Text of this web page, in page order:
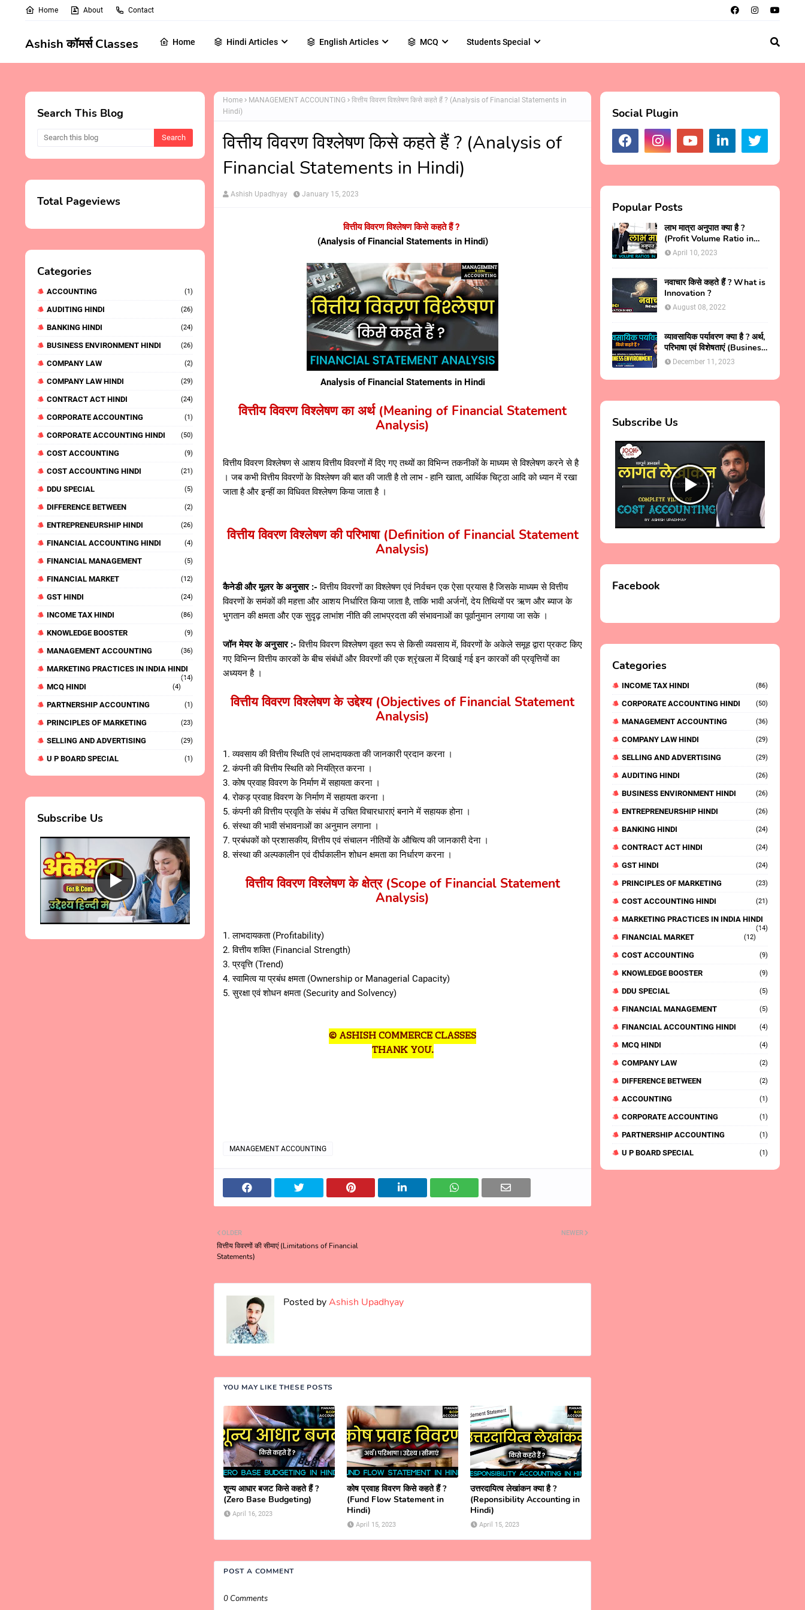
Home About Contact
Ashish कॉमर्स Classes Home Hindi Articles English Articles MCQ Students Special
Search This Blog
Total Pageviews
Categories
ACCOUNTING (1)
AUDITING HINDI (26)
BANKING HINDI (24)
BUSINESS ENVIRONMENT HINDI (26)
COMPANY LAW (2)
COMPANY LAW HINDI (29)
CONTRACT ACT HINDI (24)
CORPORATE ACCOUNTING (1)
CORPORATE ACCOUNTING HINDI (50)
COST ACCOUNTING (9)
COST ACCOUNTING HINDI (21)
DDU SPECIAL (5)
DIFFERENCE BETWEEN (2)
ENTREPRENEURSHIP HINDI (26)
FINANCIAL ACCOUNTING HINDI (4)
FINANCIAL MANAGEMENT (5)
FINANCIAL MARKET (12)
GST HINDI (24)
INCOME TAX HINDI (86)
KNOWLEDGE BOOSTER (9)
MANAGEMENT ACCOUNTING (36)
MARKETING PRACTICES IN INDIA HINDI
(14)
MCQ HINDI (4)
PARTNERSHIP ACCOUNTING (1)
PRINCIPLES OF MARKETING (23)
SELLING AND ADVERTISING (29)
U P BOARD SPECIAL (1)
Subscribe Us
Home MANAGEMENT ACCOUNTING
वित्तीय विवरण विश्लेषण किसे कहते हैं ? (Analysis of Financial Statements in
Hindi)
वित्तीय विवरण विश्लेषण किसे कहते हैं ? (Analysis of
Financial Statements in Hindi)
Ashish Upadhyay January 15, 2023
वित्तीय विवरण विश्लेषण किसे कहते हैं ?
(Analysis of Financial Statements in Hindi)
Analysis of Financial Statements in Hindi
वित्तीय विवरण विश्लेषण का अर्थ (Meaning of Financial Statement
Analysis)
वित्तीय विवरण विश्लेषण से आशय वित्तीय विवरणों में दिए गए तथ्यों का विभिन्न तकनीकों के माध्यम से विश्लेषण करने से है
। जब कभी वित्तीय विवरणों के विश्लेषण की बात की जाती है तो लाभ - हानि खाता, आर्थिक चिट्ठा आदि को ध्यान में रखा
जाता है और इन्हीं का विधिवत विश्लेषण किया जाता है ।
वित्तीय विवरण विश्लेषण की परिभाषा (Definition of Financial Statement
Analysis)
कैनेडी और मूलर के अनुसार :-वित्तीय विवरणों का विश्लेषण एवं निर्वचन एक ऐसा प्रयास है जिसके माध्यम से वित्तीय
विवरणों के समंकों की महत्ता और आशय निर्धारित किया जाता है, ताकि भावी अर्जनों, देय तिथियों पर ऋण और ब्याज के
भुगतान की क्षमता और एक सुदृढ़ लाभांश नीति की लाभप्रदता की संभावनाओं का पूर्वानुमान लगाया जा सके ।
जॉन मेयर के अनुसार :- वित्तीय विवरण विश्लेषण वृहत रूप से किसी व्यवसाय में, विवरणों के अकेले समूह द्वारा प्रकट किए
गए विभिन्न वित्तीय कारकों के बीच संबंधों और विवरणों की एक श्रृंखला में दिखाई गई इन कारकों की प्रवृत्तियों का
अध्ययन है ।
वित्तीय विवरण विश्लेषण के उद्देश्य (Objectives of Financial Statement
Analysis)
1. व्यवसाय की वित्तीय स्थिति एवं लाभदायकता की जानकारी प्रदान करना ।
2. कंपनी की वित्तीय स्थिति को नियंत्रित करना ।
3. कोष प्रवाह विवरण के निर्माण में सहायता करना ।
4. रोकड़ प्रवाह विवरण के निर्माण में सहायता करना ।
5. कंपनी की वित्तीय प्रवृति के संबंध में उचित विचारधाराएं बनाने में सहायक होना ।
6. संस्था की भावी संभावनाओं का अनुमान लगाना ।
7. प्रबंधकों को प्रशासकीय, वित्तीय एवं संचालन नीतियों के औचित्य की जानकारी देना ।
8. संस्था की अल्पकालीन एवं दीर्घकालीन शोधन क्षमता का निर्धारण करना ।
वित्तीय विवरण विश्लेषण के क्षेत्र (Scope of Financial Statement
Analysis)
1. लाभदायकता (Profitability)
2. वित्तीय शक्ति (Financial Strength)
3. प्रवृत्ति (Trend)
4. स्वामित्व या प्रबंध क्षमता (Ownership or Managerial Capacity)
5. सुरक्षा एवं शोधन क्षमता (Security and Solvency)
© ASHISH COMMERCE CLASSES
THANK YOU.
MANAGEMENT ACCOUNTING
NEWER
OLDER
वित्तीय विवरणों की सीमाएं (Limitations of Financial
Statements)
Posted byAshish Upadhyay
YOU MAY LIKE THESE POSTS
शून्य आधार बजट किसे कहते हैं ?
(Zero Base Budgeting)
April 16, 2023
कोष प्रवाह विवरण किसे कहते हैं ?
(Fund Flow Statement in
Hindi)
April 15, 2023
उत्तरदायित्व लेखांकन क्या है ?
(Reponsibility Accounting in
Hindi)
April 15, 2023
POST A COMMENT
0 Comments
Social Plugin
Popular Posts
लाभ मात्रा अनुपात क्या है ?
(Profit Volume Ratio in
Hindi)
April 10, 2023
नवाचार किसे कहते हैं ? What is
Innovation ?
August 08, 2022
व्यावसायिक पर्यावरण क्या है ? अर्थ,
परिभाषा एवं विशेषताएं (Business
Environment in Hindi )
December 11, 2023
Subscribe Us
Facebook
Categories
INCOME TAX HINDI (86)
CORPORATE ACCOUNTING HINDI (50)
MANAGEMENT ACCOUNTING (36)
COMPANY LAW HINDI (29)
SELLING AND ADVERTISING (29)
AUDITING HINDI (26)
BUSINESS ENVIRONMENT HINDI (26)
ENTREPRENEURSHIP HINDI (26)
BANKING HINDI (24)
CONTRACT ACT HINDI (24)
GST HINDI (24)
PRINCIPLES OF MARKETING (23)
COST ACCOUNTING HINDI (21)
MARKETING PRACTICES IN INDIA HINDI
(14)
FINANCIAL MARKET (12)
COST ACCOUNTING (9)
KNOWLEDGE BOOSTER (9)
DDU SPECIAL (5)
FINANCIAL MANAGEMENT (5)
FINANCIAL ACCOUNTING HINDI (4)
MCQ HINDI (4)
COMPANY LAW (2)
DIFFERENCE BETWEEN (2)
ACCOUNTING (1)
CORPORATE ACCOUNTING (1)
PARTNERSHIP ACCOUNTING (1)
U P BOARD SPECIAL (1)